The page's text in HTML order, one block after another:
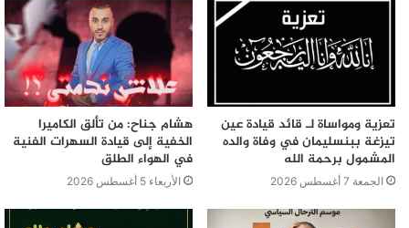
تعزية ومواساة لـ قائد قيادة عين
تيزغة ببنسليمان في وفاة والده
المشمول برحمة الله
الجمعة 7 أغسطس 2026
هشام جناح: من تألق الكاميرا
الخفية إلى قيادة السهرات الفنية
في الهواء الطلق
الأربعاء 5 أغسطس 2026